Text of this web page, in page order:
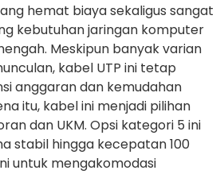
hemat biaya sekaligus sangat
kebutuhan jaringan komputer
Meskipun banyak varian
kabel UTP ini tetap
anggaran dan kemudahan
itu, kabel ini menjadi pilihan
dan UKM. Opsi kategori 5 ini
stabil hingga kecepatan 100
untuk mengakomodasi